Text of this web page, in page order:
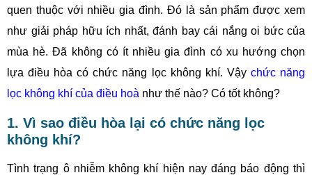
quen thuộc với nhiều gia đình. Đó là sản phẩm được xem
như giải pháp hữu ích nhất, đánh bay cái nắng oi bức của
mùa hè. Đã không có ít nhiều gia đình có xu hướng chọn
lựa điều hòa có chức năng lọc không khí. Vậy chức năng
lọc không khí của điều hoà như thế nào? Có tốt không?
1. Vì sao điều hòa lại có chức năng lọc
không khí?
Tình trạng ô nhiễm không khí hiện nay đáng báo động thì